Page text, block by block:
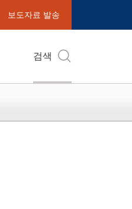
보도자료 발송
검색